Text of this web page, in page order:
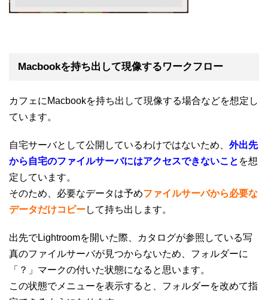
Macbookを持ち出して現像するワークフロー
カフェにMacbookを持ち出して現像する場合などを想定し
ています。
自宅サーバとして公開しているわけではないため、 外出先
から自宅のファイルサーバにはアクセスできないこと を想
定しています。
そのため、必要なデータは予めファイルサーバから必要な
データだけコピーして持ち出します。
出先でLightroomを開いた際、カタログが参照している写
真のファイルサーバが見つからないため、フォルダーに
「？」マークの付いた状態になると思います。
この状態でメニューを表示すると、フォルダーを改めて指